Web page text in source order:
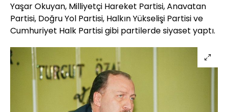
Yaşar Okuyan, Milliyetçi Hareket Partisi, Anavatan
Partisi, Doğru Yol Partisi, Halkın Yükselişi Partisi ve
Cumhuriyet Halk Partisi gibi partilerde siyaset yaptı.